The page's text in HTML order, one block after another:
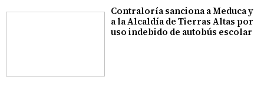
Contraloría sanciona a Meduca y
a la Alcaldía de Tierras Altas por
uso indebido de autobús escolar